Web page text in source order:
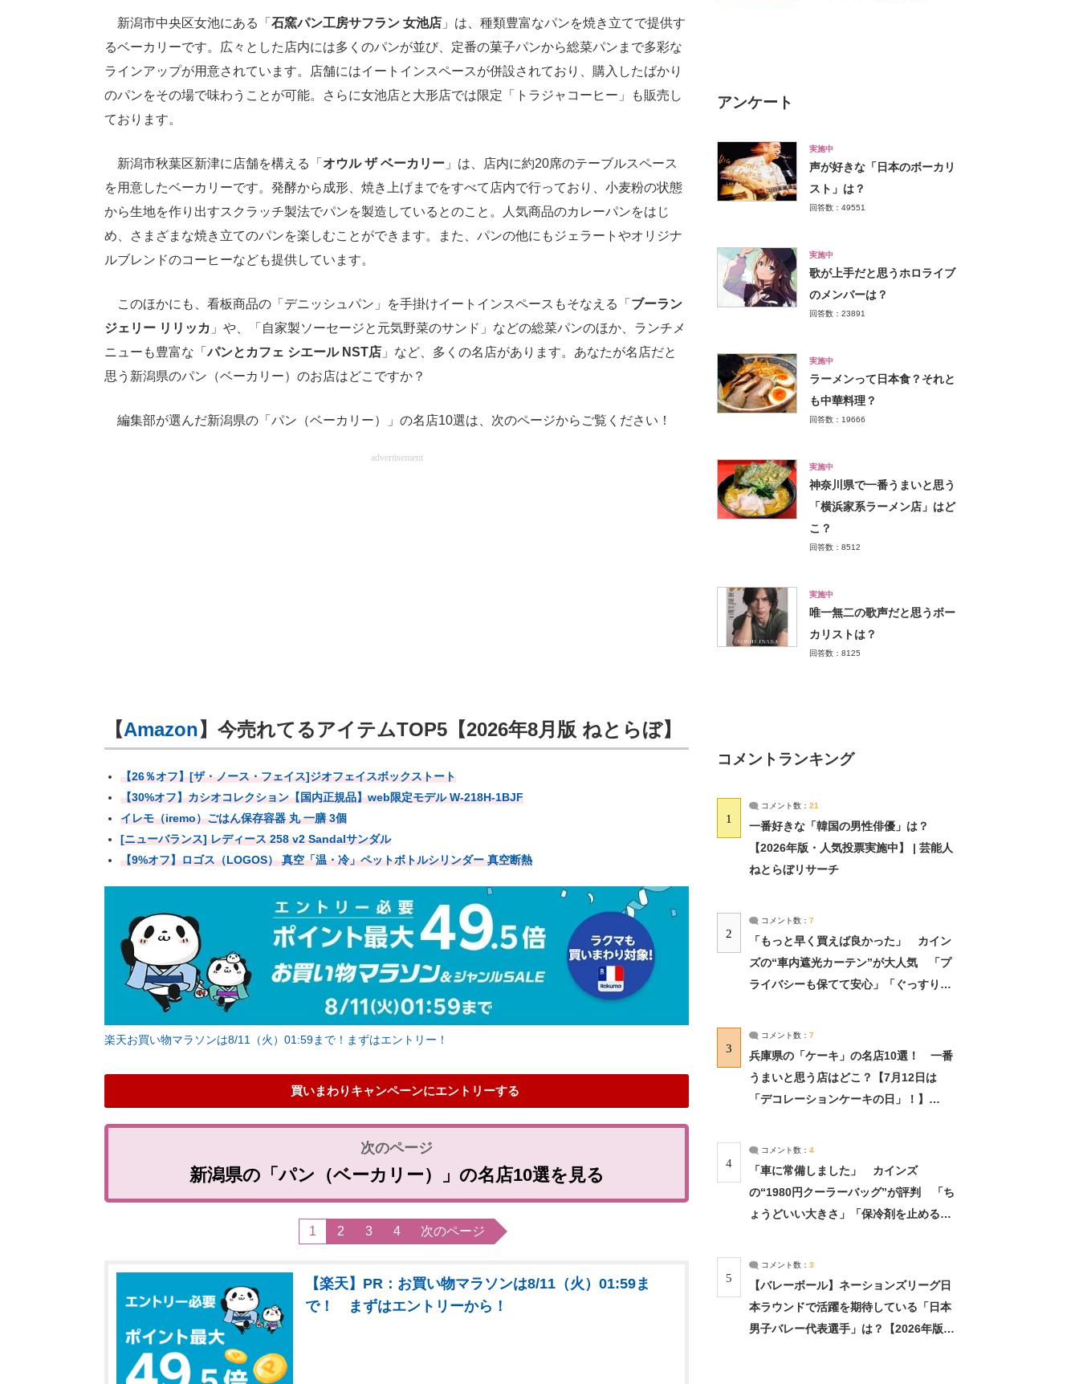
新潟市中央区女池にある「 石窯パン工房サフラン 女池店 」は、種類豊富なパンを焼き立てで提供す
るベーカリーです。広々とした店内には多くのパンが並び、定番の菓子パンから総菜パンまで多彩な
ラインアップが用意されています。店舗にはイートインスペースが併設されており、購入したばかり
のパンをその場で味わうことが可能。さらに女池店と大形店では限定「トラジャコーヒー」も販売し
ております。
新潟市秋葉区新津に店舗を構える「 オウル ザ ベーカリー 」は、店内に約20席のテーブルスペース
を用意したベーカリーです。発酵から成形、焼き上げまでをすべて店内で行っており、小麦粉の状態
から生地を作り出すスクラッチ製法でパンを製造しているとのこと。人気商品のカレーパンをはじ
め、さまざまな焼き立てのパンを楽しむことができます。また、パンの他にもジェラートやオリジナ
ルブレンドのコーヒーなども提供しています。
このほかにも、看板商品の「デニッシュパン」を手掛けイートインスペースもそなえる「 ブーラン
ジェリー リリッカ 」や、「自家製ソーセージと元気野菜のサンド」などの総菜パンのほか、ランチメ
ニューも豊富な「パンとカフェ シエール NST店 」など、多くの名店があります。あなたが名店だと
思う新潟県のパン（ベーカリー）のお店はどこですか？
編集部が選んだ新潟県の「パン（ベーカリー）」の名店10選は、次のページからご覧ください！
advertisement
【Amazon】今売れてるアイテムTOP5【2026年8月版 ねとらぼ】
【26％オフ】[ザ・ノース・フェイス]ジオフェイスボックストート
【30%オフ】カシオコレクション【国内正規品】web限定モデル W-218H-1BJF
イレモ（iremo）ごはん保存容器 丸 一膳 3個
[ニューバランス] レディース 258 v2 Sandalサンダル
【9%オフ】ロゴス（LOGOS） 真空「温・冷」ペットボトルシリンダー 真空断熱
楽天お買い物マラソンは8/11（火）01:59まで！まずはエントリー！
買いまわりキャンペーンにエントリーする
新潟県の「パン（ベーカリー）」の名店10選を見る
1 2 3 4 次のページ
【楽天】PR：お買い物マラソンは8/11（火）01:59ま
で！ まずはエントリーから！
アンケート
実施中
声が好きな「日本のボーカリ
スト」は？
回答数：49551
実施中
歌が上手だと思うホロライブ
のメンバーは？
回答数：23891
実施中
ラーメンって日本食？それと
も中華料理？
回答数：19666
実施中
神奈川県で一番うまいと思う
「横浜家系ラーメン店」はど
こ？
回答数：8512
実施中
唯一無二の歌声だと思うボー
カリストは？
回答数：8125
コメントランキング
1
コメント数： 21
一番好きな「韓国の男性俳優」は？
【2026年版・人気投票実施中】 | 芸能人
ねとらぼリサーチ
2
コメント数： 7
「もっと早く買えば良かった」 カイン
ズの“車内遮光カーテン”が大人気 「プ
ライバシーも保てて安心」「ぐっすり眠
3
コメント数： 7
兵庫県の「ケーキ」の名店10選！ 一番
うまいと思う店はどこ？【7月12日は
「デコレーションケーキの日」！】
4
コメント数： 4
「車に常備しました」 カインズ
の“1980円クーラーバッグ”が評判 「ち
ょうどいい大きさ」「保冷剤を止めるベ
5
コメント数： 3
【バレーボール】ネーションズリーグ日
本ラウンドで活躍を期待している「日本
男子バレー代表選手」は？【2026年版・